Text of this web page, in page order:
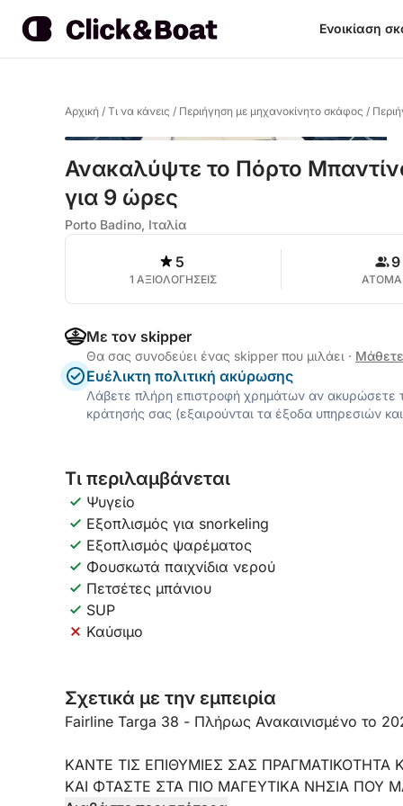
Ενοικίαση
Αρχική / Τι να κάνεις / Περιήγηση με μηχανοκίνητο σκάφος /
Ανακαλύψτε το Πόρτο
για 9 ώρες
Porto Badino, Ιταλία
5
1 ΑΞΙΟΛΟΓΗΣΕΙΣ
9
ΑΤΟΜΑ
Με τον skipper
Θα σας συνοδεύει ένας skipper που μιλάει ·
Ευέλικτη πολιτική ακύρωσης
Λάβετε πλήρη επιστροφή χρημάτων αν ακυρώσετε
κράτησής σας (εξαιρούνται τα έξοδα υπηρεσιών
Τι περιλαμβάνεται
Ψυγείο
Εξοπλισμός για snorkeling
Εξοπλισμός ψαρέματος
Φουσκωτά παιχνίδια νερού
Πετσέτες μπάνιου
SUP
Καύσιμο
Σχετικά με την εμπειρία
Fairline Targa 38 - Πλήρως Ανακαινισμένο το
ΚΑΝΤΕ ΤΙΣ ΕΠΙΘΥΜΙΕΣ ΣΑΣ
ΚΑΙ ΦΤΑΣΤΕ ΣΤΑ ΠΙΟ ΜΑΓΕΥΤΙΚΑ ΝΗΣΙΑ ΠΟΥ